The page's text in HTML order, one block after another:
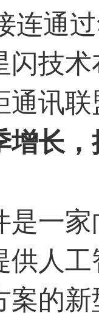
连通
闪技
通讯
增长
是一
供人
案的